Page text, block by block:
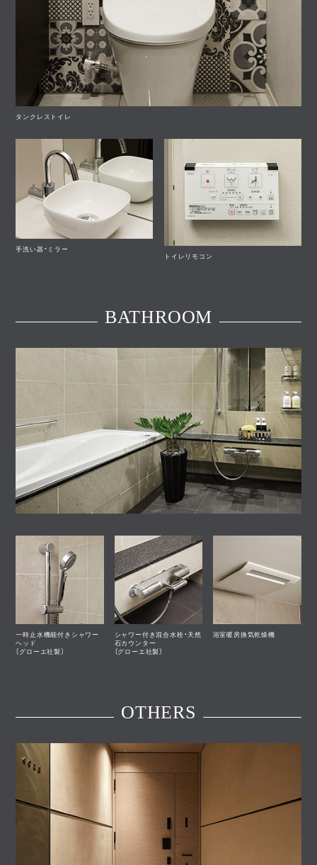
タンクレストイレ
手洗い器・ミラー
トイレリモコン
BATHROOM
一時止水機能付きシャワー
ヘッド
〔グローエ社製〕
シャワー付き混合水栓・天然
石カウンター
〔グローエ社製〕
浴室暖房換気乾燥機
OTHERS